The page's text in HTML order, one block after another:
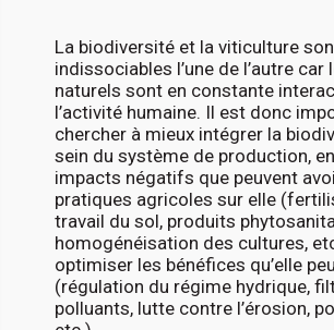
La biodiversité et la viticulture
indissociables l’une de l’autre car
naturels sont en constante
l’activité humaine. Il est donc
chercher à mieux intégrer la
sein du système de production,
impacts négatifs que peuvent
pratiques agricoles sur elle
travail du sol, produits
homogénéisation des cultures,
optimiser les bénéfices qu’elle
(régulation du régime hydrique,
polluants, lutte contre l’érosion,